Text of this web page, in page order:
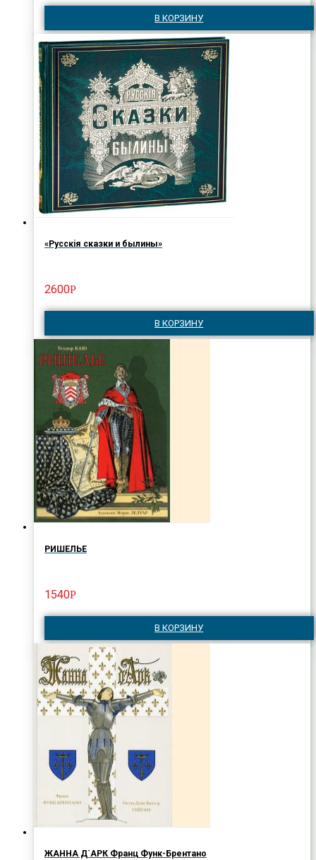
В КОРЗИНУ
«Русскiя сказки и былины»
2600Р
В КОРЗИНУ
РИШЕЛЬЕ
1540Р
В КОРЗИНУ
ЖАННА Д`АРК Франц Функ-Брентано